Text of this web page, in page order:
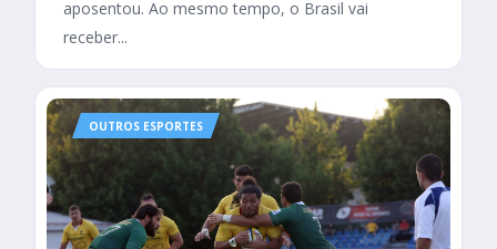
aposentou. Ao mesmo tempo, o Brasil vai
receber...
OUTROS ESPORTES